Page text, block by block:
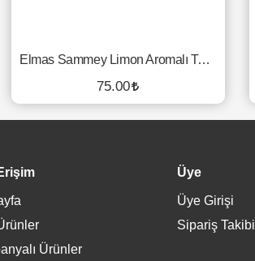
Elmas Sammey Limon Aromalı Toz İçecek - Tek İçimlik
75.00
Ürünler
Üye
Üye Girişi
Sipariş Takibi